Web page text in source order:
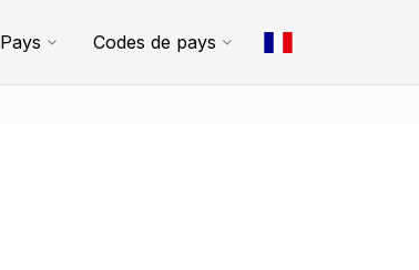
Pays Codes de pays